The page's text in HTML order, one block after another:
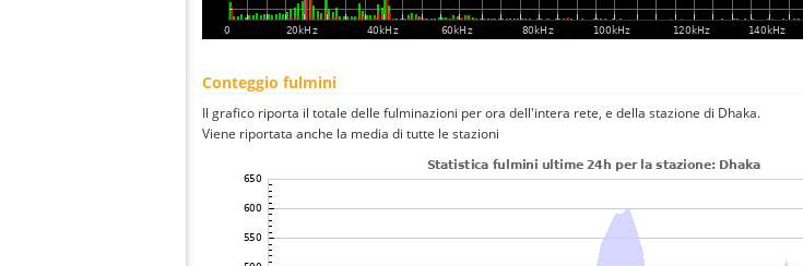
Conteggio fulmini
Il grafico riporta il totale delle fulminazioni per ora dell'intera rete, e della stazione di Dhaka.
Viene riportata anche la media di tutte le stazioni